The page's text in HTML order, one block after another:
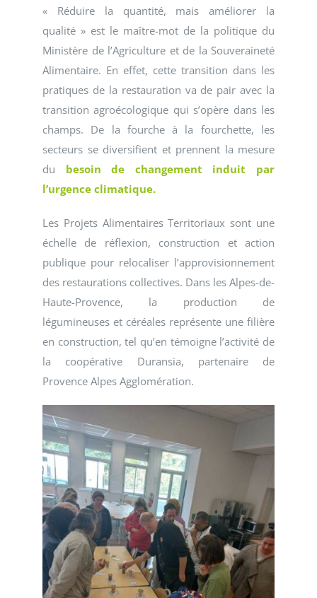
« Réduire la quantité, mais améliorer la
qualité » est le maître-mot de la politique du
Ministère de l’Agriculture et de la Souveraineté
Alimentaire. En effet, cette transition dans les
pratiques de la restauration va de pair avec la
transition agroécologique qui s’opère dans les
champs. De la fourche à la fourchette, les
secteurs se diversifient et prennent la mesure
du besoin de changement induit par
l’urgence climatique.
Les Projets Alimentaires Territoriaux sont une
échelle de réflexion, construction et action
publique pour relocaliser l’approvisionnement
des restaurations collectives. Dans les Alpes-de-
Haute-Provence, la production de
légumineuses et céréales représente une filière
en construction, tel qu’en témoigne l’activité de
la coopérative Duransia, partenaire de
Provence Alpes Agglomération.